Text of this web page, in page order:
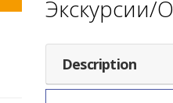
Description